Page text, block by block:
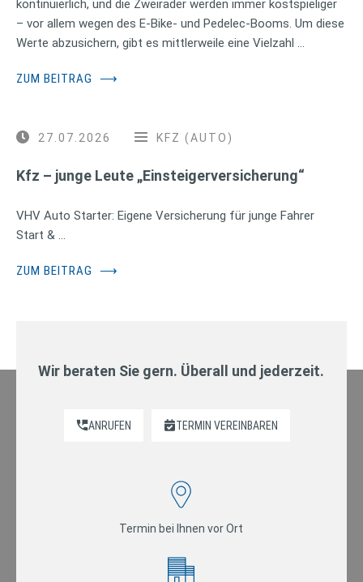
kontinuierlich, und die Zweiräder werden immer kostspieliger
– vor allem wegen des E-Bike- und Pedelec-Booms. Um diese
Werte abzusichern, gibt es mittlerweile eine Vielzahl …
ZUM BEITRAG ⟶
27.07.2026 KFZ (AUTO)
Kfz – junge Leute „Einsteigerversicherung“
VHV Auto Starter: Eigene Versicherung für junge Fahrer
Start & …
ZUM BEITRAG ⟶
Wir beraten Sie gern. Überall und jederzeit.
ANRUFEN TERMIN VEREINBAREN
Termin bei Ihnen vor Ort